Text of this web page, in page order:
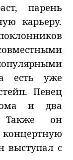
парень
карьеру.
есть уже
Певец
и два
Также он
выступал с